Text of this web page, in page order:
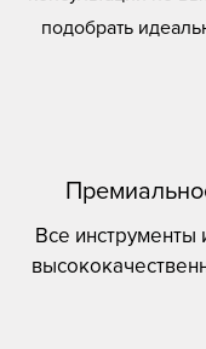
подобрать
Все инструменты